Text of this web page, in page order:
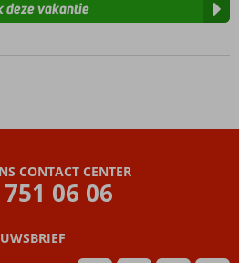
deze vakantie
CONTACT CENTER
06 06